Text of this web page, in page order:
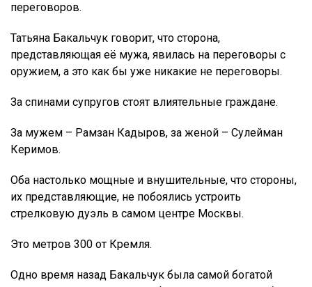
переговоров.
Татьяна Бакальчук говорит, что сторона,
представляющая её мужа, явилась на переговоры с
оружием, а это как бы уже никакие не переговоры.
За спинами супругов стоят влиятельные граждане.
За мужем – Рамзан Кадыров, за женой – Сулейман
Керимов.
Оба настолько мощные и внушительные, что стороны,
их представляющие, не побоялись устроить
стрелковую дуэль в самом центре Москвы.
Это метров 300 от Кремля.
Одно время назад Бакальчук была самой богатой